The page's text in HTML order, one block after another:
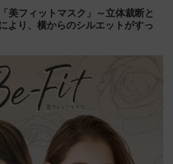
美フィットマスク」～立体裁断と
より、横からのシルエットがすっ